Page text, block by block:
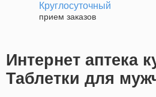
Круглосуточный
прием заказов
Интернет аптека
Таблетки для